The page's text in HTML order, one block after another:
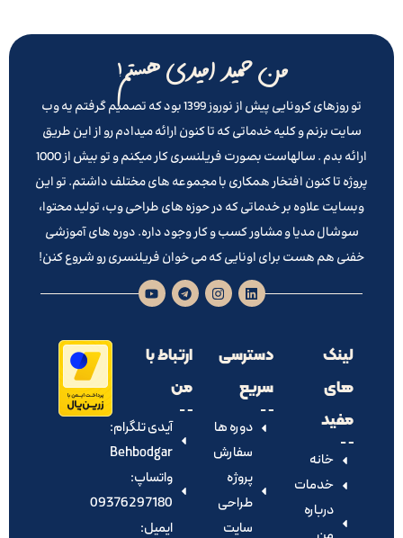
من حمید امیدی هستم!
تو روزهای کرونایی پیش از نوروز 1399 بود که تصمیم گرفتم یه وب
سایت بزنم و کلیه خدماتی که تا کنون ارائه میدادم رو از این طریق
ارائه بدم . سالهاست بصورت فریلنسری کار میکنم و تو بیش از 1000
پروژه تا کنون افتخار همکاری با مجموعه های مختلف داشتم. تو این
وبسایت علاوه بر خدماتی که در حوزه های طراحی وب، تولید محتوا،
سوشال مدیا و مشاور کسب و کار وجود داره. دوره های آموزشی
خفنی هم هست برای اونایی که می خوان فریلنسری رو شروع کنن!
لینک
های
مفید
خانه
خدمات
درباره
دسترسی
سریع
دوره ها
سفارش
پروژه
طراحی
سایت
ارتباط با
من
آیدی تلگرام:‌
Behbodgar
واتساپ:
09376297180
ایمیل: